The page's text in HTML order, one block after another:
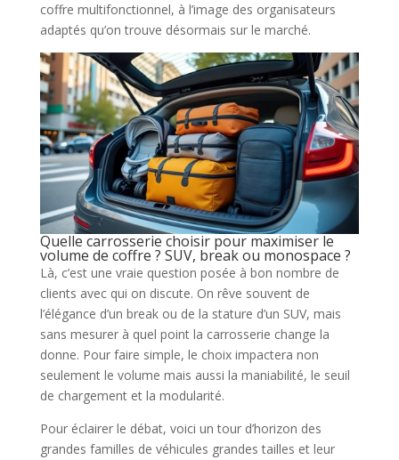
coffre multifonctionnel, à l’image des organisateurs
adaptés qu’on trouve désormais sur le marché.
Quelle carrosserie choisir pour maximiser le
volume de coffre ? SUV, break ou monospace ?
Là, c’est une vraie question posée à bon nombre de
clients avec qui on discute. On rêve souvent de
l’élégance d’un break ou de la stature d’un SUV, mais
sans mesurer à quel point la carrosserie change la
donne. Pour faire simple, le choix impactera non
seulement le volume mais aussi la maniabilité, le seuil
de chargement et la modularité.
Pour éclairer le débat, voici un tour d’horizon des
grandes familles de véhicules grandes tailles et leur